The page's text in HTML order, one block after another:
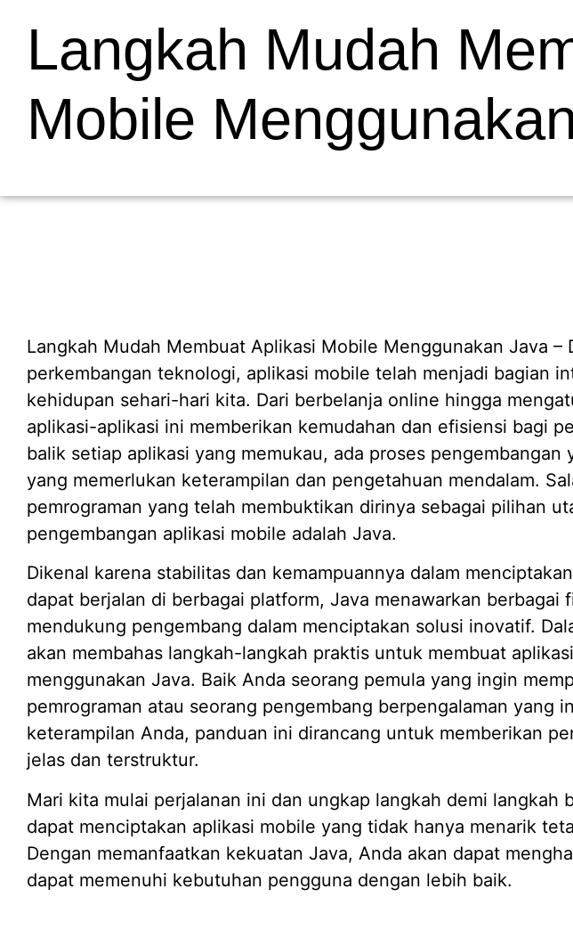
Langkah Mudah
Mobile
Langkah Mudah Membuat Aplikasi Mobile Menggunakan Java –
perkembangan teknologi, aplikasi mobile telah menjadi bagian
kehidupan sehari-hari kita. Dari berbelanja online hingga
aplikasi-aplikasi ini memberikan kemudahan dan efisiensi bagi
balik setiap aplikasi yang memukau, ada proses pengembangan
yang memerlukan keterampilan dan pengetahuan mendalam.
pemrograman yang telah membuktikan dirinya sebagai pilihan
pengembangan aplikasi mobile adalah Java.
Dikenal karena stabilitas dan kemampuannya dalam
dapat berjalan di berbagai platform, Java menawarkan berbagai
mendukung pengembang dalam menciptakan solusi inovatif.
akan membahas langkah-langkah praktis untuk membuat
menggunakan Java. Baik Anda seorang pemula yang ingin
pemrograman atau seorang pengembang berpengalaman yang
keterampilan Anda, panduan ini dirancang untuk memberikan
jelas dan terstruktur.
Mari kita mulai perjalanan ini dan ungkap langkah demi langkah
dapat menciptakan aplikasi mobile yang tidak hanya menarik
Dengan memanfaatkan kekuatan Java, Anda akan dapat
dapat memenuhi kebutuhan pengguna dengan lebih baik.